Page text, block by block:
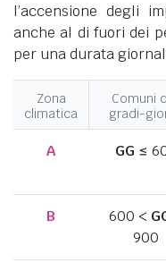
l’accensione degli
anche al di fuori dei
per una durata
Zona
climatica
Comuni
gradi-
A GG ≤
B 600 <
900